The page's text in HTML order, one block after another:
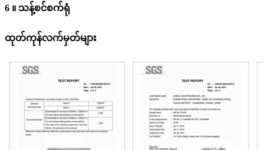
6 ။ သန့်စင်စက်ရုံ
ထုတ်ကုန်လက်မှတ်များ